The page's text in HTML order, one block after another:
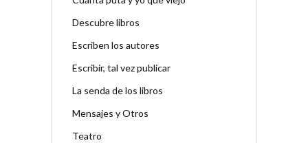
Descubre libros
Escriben los autores
Escribir, tal vez publicar
La senda de los libros
Mensajes y Otros
Teatro